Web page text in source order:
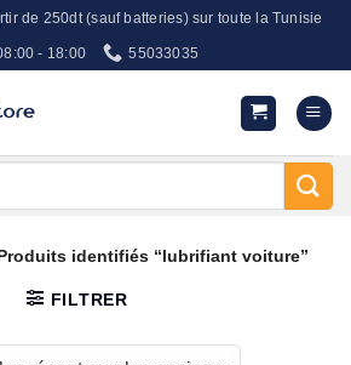
de 250dt (sauf batteries) sur toute la Tunisie
- 18:00 55033035
identifiés “lubrifiant voiture”
FILTRER